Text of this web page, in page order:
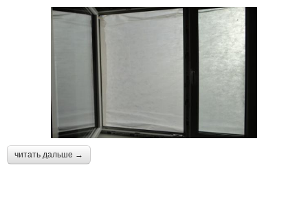
читать дальше →